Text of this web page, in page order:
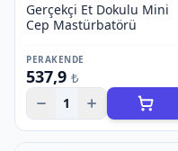
Gerçekçi Et Dokulu Mini
Cep Mastürbatörü
PERAKENDE
537,9 ₺
1